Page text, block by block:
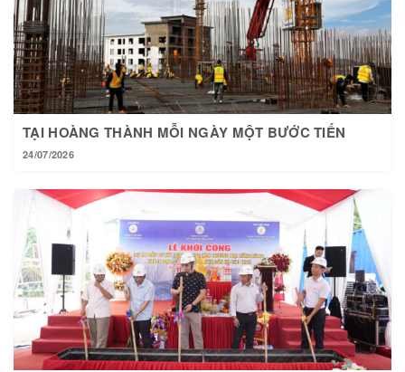
TẠI HOÀNG THÀNH MỖI NGÀY MỘT BƯỚC TIẾN
24/07/2026
LỄ KHỞI CÔNG DỰ ÁN TÒA 02A – TRUNG TÂM